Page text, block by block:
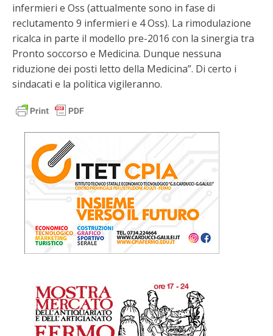
infermieri e Oss (attualmente sono in fase di
reclutamento 9 infermieri e 4 Oss). La rimodulazione
ricalca in parte il modello pre-2016 con la sinergia tra
Pronto soccorso e Medicina. Dunque nessuna
riduzione dei posti letto della Medicina”. Di certo i
sindacati e la politica vigileranno.